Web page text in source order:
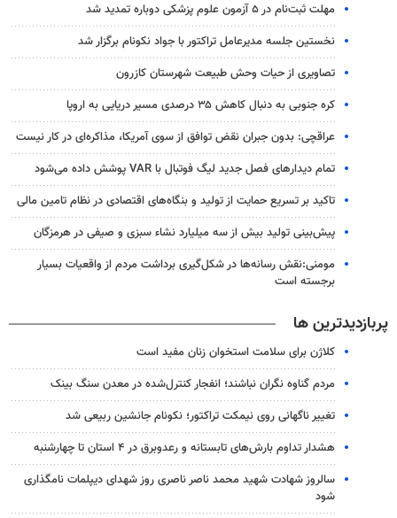
مهلت ثبت‌نام در ۵ آزمون علوم پزشکی دوباره تمدید شد
نخستین جلسه مدیرعامل تراکتور با جواد نکونام برگزار شد
تصاویری از حیات وحش طبیعت شهرستان کازرون
کره جنوبی به دنبال کاهش ۳۵ درصدی مسیر دریایی به اروپا
عراقچی: بدون جبران نقض توافق از سوی آمریکا، مذاکره‌ای در کار نیست
تمام دیدارهای فصل جدید لیگ فوتبال با VAR پوشش داده می‌شود
تاکید بر تسریع حمایت از تولید و بنگاه‌های اقتصادی در نظام تامین مالی
پیش‌بینی تولید بیش از سه میلیارد نشاء سبزی و صیفی در هرمزگان
مومنی:نقش رسانه‌ها در شکل‌گیری برداشت مردم از واقعیات بسیار
برجسته است
پربازدیدترین ها
کلاژن برای سلامت استخوان زنان مفید است
مردم گناوه نگران نباشند؛ انفجار کنترل‌شده در معدن سنگ بینک
تغییر ناگهانی روی نیمکت تراکتور؛ نکونام جانشین ربیعی شد
هشدار تداوم بارش‌های تابستانه و رعدوبرق در ۴ استان تا چهارشنبه
سالروز شهادت شهید محمد ناصر ناصری روز شهدای دیپلمات نامگذاری
شود